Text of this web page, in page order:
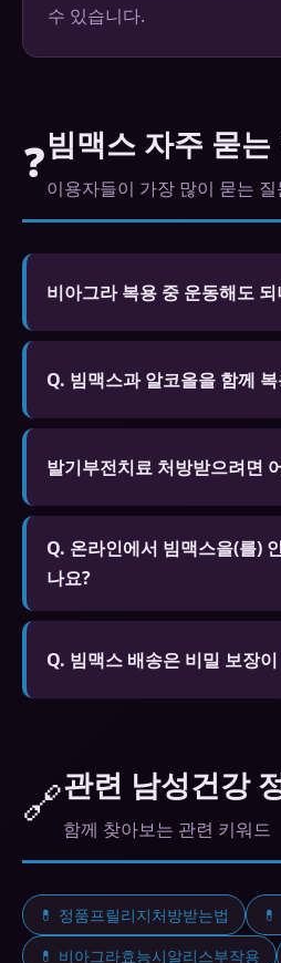
수 있습니다.
❓빔맥스 자주 묻는
이용자들이 가장 많이 묻는 질
비아그라 복용 중 운동해도
격렬한 운동은 피하는 것이
줄 수 있으며, 특히 심혈관 질
합니다.
Q. 빔맥스과 알코올을 함께
A. 알코올은 빔맥스의 효과를
험을 높일 수 있습니다. 특히
발기부전치료 처방받으려면
비뇨기과 전문입니다. 비대면
으로도 처방받을 수 있습니다.
Q. 온라인에서 빔맥스을(를)
나요?
A. 정품 인증 마크가 있는 신
국에서 구매하면 안전합니다.
Q. 빔맥스 배송은 비밀 보장
다. 배송지도 개인 정보가 보호
🔗관련 남성건강
함께 찾아보는 관련 키워드
💊 정품프릴리지처방받는법
💊 비아그라효능시알리스부작용